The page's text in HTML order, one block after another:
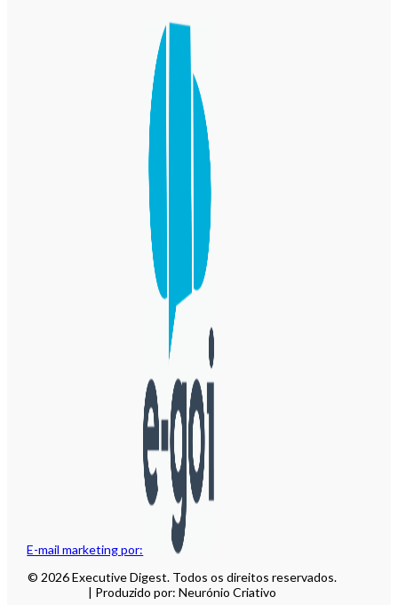
E-mail marketing por:
© 2026 Executive Digest. Todos os direitos reservados.
| Produzido por: Neurónio Criativo